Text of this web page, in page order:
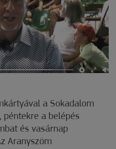
a Sokadalom
péntekre a belépés
és vasárnap
Aranyszöm